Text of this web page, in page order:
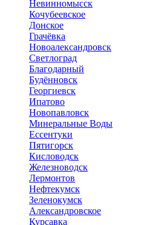
Невинномысск
Кочубеевское
Донское
Грачёвка
Новоалександровск
Светлоград
Благодарный
Будённовск
Георгиевск
Ипатово
Новопавловск
Минеральные Воды
Ессентуки
Пятигорск
Кисловодск
Железноводск
Лермонтов
Нефтекумск
Зеленокумск
Александровское
Курсавка